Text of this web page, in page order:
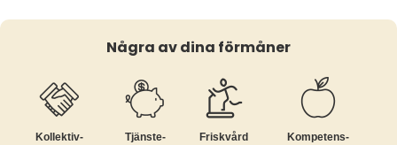
Några av dina förmåner
Kollektiv­
Tjänste­
Friskvård
Kompetens­